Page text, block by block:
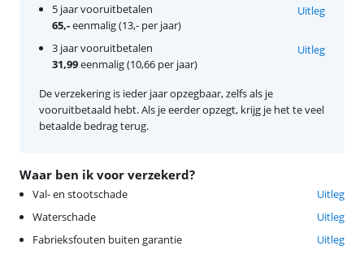
Waar ben ik voor verzekerd?
Val- en stootschade
Uitleg
Waterschade
Uitleg
Fabrieksfouten buiten garantie
Uitleg
5 jaar vooruitbetalen
65,-eenmalig (13,- per jaar)
Uitleg
3 jaar vooruitbetalen
31,99eenmalig (10,66 per jaar)
Uitleg
De verzekering is ieder jaar opzegbaar, zelfs als je
vooruitbetaald hebt. Als je eerder opzegt, krijg je het te veel
betaalde bedrag terug.